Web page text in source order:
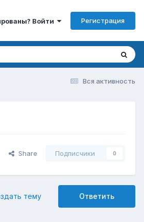
Войти Регистрация
Вся активность
Share Подписчики 0
Ответить
тему